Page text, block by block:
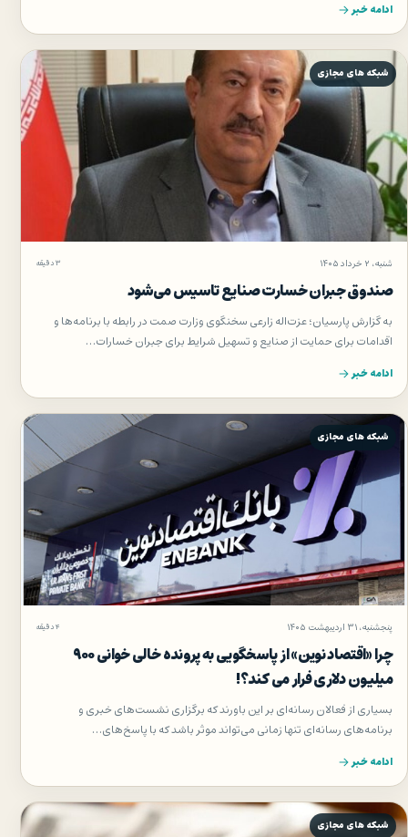
ادامه خبر
شبکه های مجازی
شنبه، ۲ خرداد ۱۴۰۵ ۳ دقیقه
صندوق جبران خسارت صنایع تاسیس می‌شود
به گزارش پارسیان؛ عزت‌اله زارعی سخنگوی وزارت صمت در رابطه با برنامه‌ها و
اقدامات برای حمایت از صنایع و تسهیل شرایط برای جبران خسارات…
ادامه خبر
شبکه های مجازی
پنجشنبه، ۳۱ اردیبهشت ۱۴۰۵ ۴ دقیقه
چرا «اقتصاد نوین» از پاسخگویی به پرونده خالی خوانی ۹۰۰
میلیون دلاری فرار می کند؟!
بسیاری از فعالان رسانه‌ای بر این باورند که برگزاری نشست‌های خبری و
برنامه‌های رسانه‌ای تنها زمانی می‌تواند موثر باشد که با پاسخ‌های…
ادامه خبر
شبکه های مجازی